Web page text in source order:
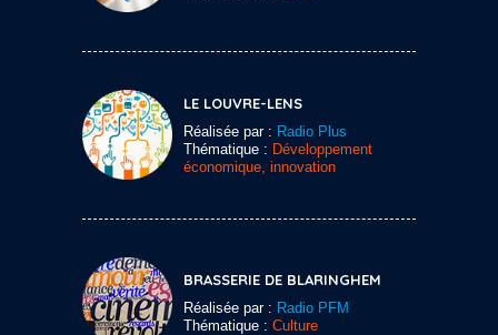
LE LOUVRE-LENS
Réalisée par : Radio Plus
Thématique : Développement
économique, innovation
BRASSERIE DE BLARINGHEM
Réalisée par : Radio PFM
Thématique : Culture